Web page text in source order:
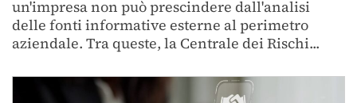
un'impresa non può prescindere dall'analisi
delle fonti informative esterne al perimetro
aziendale. Tra queste, la Centrale dei Rischi...